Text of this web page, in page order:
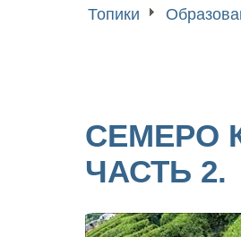
Топики
СЕМЕРО
ЧАСТЬ 2.